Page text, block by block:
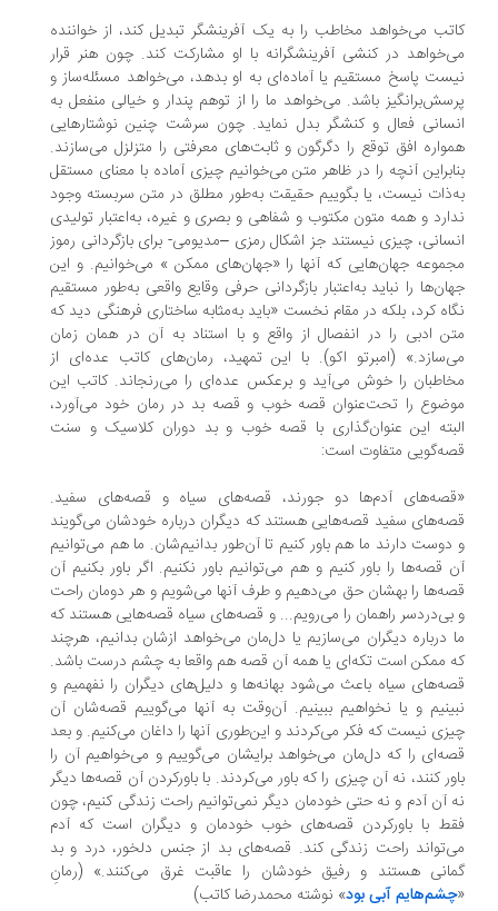
می‌خواهد مخاطب را به یک آفرینشگر تبدیل کند، از خواننده
در کنشی آفرینشگرانه با او مشارکت کند. چون هنر قرار
پاسخ مستقیم یا آماده‌ای به او بدهد، می‌خواهد مسئله‌ساز و
باشد. می‌خواهد ما را از توهم پندار و خیالی منفعل به
فعال و کنشگر بدل نماید. چون سرشت چنین نوشتارهایی
افق توقع را دگرگون و ثابت‌های معرفتی را متزلزل می‌سازند.
آنچه را در ظاهر متن می‌خوانیم چیزی آماده با معنای مستقل
نیست، یا بگوییم حقیقت به‌طور مطلق در متن سربسته وجود
و همه متون مکتوب و شفاهی و بصری و غیره، به‌اعتبار تولیدی
چیزی نیستند جز اشکال رمزی –مدیومی- برای باز‌گردانی رموز
جهان‌هایی که آنها را «‌جهان‌های ممکن » می‌خوانیم. و این
را نباید به‌اعتبار بازگردانی حرفی وقایع واقعی به‌طور مستقیم
کرد، بلکه در مقام نخست «باید به‌مثابه ساختاری فرهنگی دید که
ادبی را در انفصال از واقع و با استناد به آن در همان زمان
(امبرتو اکو). با این تمهید، رمان‌های کاتب عده‌ای از
را خوش می‌آید و برعکس عده‌ای را می‌رنجاند. کاتب این
را تحت‌عنوان قصه خوب و قصه بد در رمان خود می‌آورد،
این عنوان‌گذاری با قصه خوب و بد دوران کلاسیک و سنت
متفاوت است:
آدم‌ها دو جورند، قصه‌های سیاه و قصه‌های سفید.
سفید قصه‌هایی هستند که دیگران درباره خودشان می‌گویند
دارند ما هم باور کنیم تا آن‌طور بدانیم‌شان. ما هم می‌توانیم
قصه‌ها را باور کنیم و هم می‌توانیم باور نکنیم. اگر باور بکنیم آن
را بهشان حق می‌دهیم و طرف آنها می‌شویم و هر دومان راحت
راهمان را می‌رویم... و قصه‌های سیاه قصه‌هایی هستند که
درباره دیگران می‌سازیم یا دل‌مان می‌خواهد ازشان بدانیم، هرچند
ممکن است تکه‌ای یا همه آن قصه هم واقعا به چشم درست باشد.
سیاه باعث می‌شود بهانه‌ها و دلیل‌های دیگران را نفهمیم و
و یا نخواهیم ببینیم. آن‌‌وقت به آنها می‌گوییم قصه‌شان آن
نیست که فکر می‌کردند و این‌طوری آنها را داغان می‌کنیم. و بعد
را که دل‌مان می‌خواهد برایشان می‌گوییم و می‌خواهیم آن را
کنند، نه آن چیزی را که باور می‌کردند. با باورکردن آن قصه‌ها دیگر
آن آدم و نه حتی خودمان دیگر نمی‌توانیم راحت زندگی کنیم، چون
با باورکردن قصه‌های خوب خودمان و دیگران است که آدم
راحت زندگی کند. قصه‌های بد از جنس دلخور، درد و بد
هستند و رفیق خودشان را عاقبت غرق می‌کنند.» (رمانِ
آبی بود» نوشته محمدرضا كاتب)